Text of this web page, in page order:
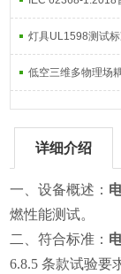
灯具UL1598测试
低空三维多物理场
详细介绍
一、设备概述：
燃性能测试。
二、符合标准：
6.8.5 条款试验要